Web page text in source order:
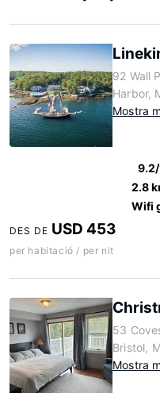
92 Wall
Harbor,
Mostra
2.8
Wifi
DES DE USD 453
per habitació / per nit
53
Bristol,
Mostra